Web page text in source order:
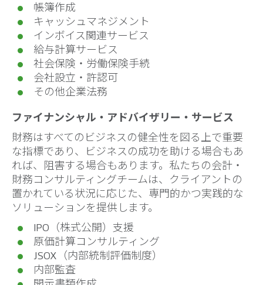
帳簿作成
キャッシュマネジメント
インボイス関連サービス
給与計算サービス
社会保険・労働保険手続
会社設立・許認可
その他企業法務
ファイナンシャル・アドバイザリー・サービス
財務はすべてのビジネスの健全性を図る上で重要
な指標であり、ビジネスの成功を助ける場合もあ
れば、阻害する場合もあります。私たちの会計・
財務コンサルティングチームは、クライアントの
置かれている状況に応じた、専門的かつ実践的な
ソリューションを提供します。
IPO（株式公開）支援
原価計算コンサルティング
JSOX（内部統制評価制度）
内部監査